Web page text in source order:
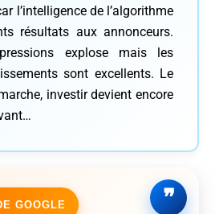
l’intelligence de l’algorithme
résultats aux annonceurs.
explose mais les
sont excellents. Le
investir devient encore
GOOGLE